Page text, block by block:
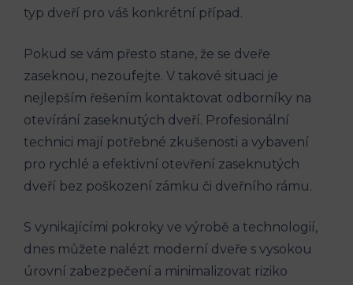
typ dveří pro váš konkrétní případ.
Pokud se vám přesto stane, že se dveře
zaseknou, nezoufejte. V takové situaci je
nejlepším řešením kontaktovat odborníky na
otevírání zaseknutých dveří. Profesionální
technici mají potřebné zkušenosti a vybavení
pro rychlé a efektivní otevření zaseknutých
dveří bez poškození zámku či dveřního rámu.
S vynikajícími pokroky ve výrobě a technologií,
dnes můžete nalézt moderní dveře s vysokou
úrovní zabezpečení a minimalizovat riziko